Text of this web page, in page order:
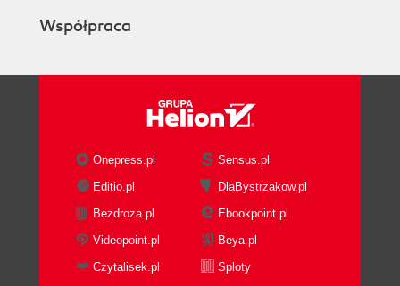
Współpraca
Onepress.pl
Sensus.pl
Editio.pl
DlaBystrzakow.pl
Bezdroza.pl
Ebookpoint.pl
Videopoint.pl
Beya.pl
Czytalisek.pl
Sploty